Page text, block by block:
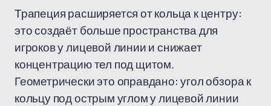
Трапеция расширяется от кольца к центру:
это создаёт больше пространства для
игроков у лицевой линии и снижает
концентрацию тел под щитом.
Геометрически это оправдано: угол обзора к
кольцу под острым углом у лицевой линии